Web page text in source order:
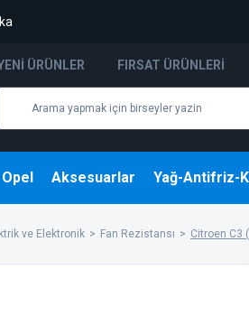
ÜRÜNLER FIRSAT ÜRÜNLERI
Opel Aksesuarlar Yağ-Antifriz-
ve Elektronik Fan Rezistansı Citroen C3